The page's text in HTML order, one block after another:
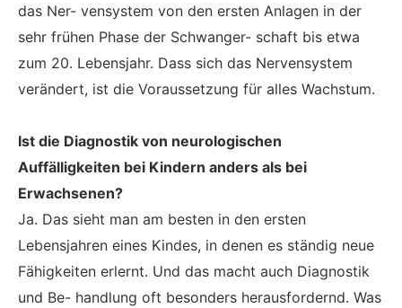
das Ner- vensystem von den ersten Anlagen in der
sehr frühen Phase der Schwanger- schaft bis etwa
zum 20. Lebensjahr. Dass sich das Nervensystem
verändert, ist die Voraussetzung für alles Wachstum.
Ist die Diagnostik von neurologischen
Auffälligkeiten bei Kindern anders als bei
Erwachsenen?
Ja. Das sieht man am besten in den ersten
Lebensjahren eines Kindes, in denen es ständig neue
Fähigkeiten erlernt. Und das macht auch Diagnostik
und Be- handlung oft besonders herausfordernd. Was